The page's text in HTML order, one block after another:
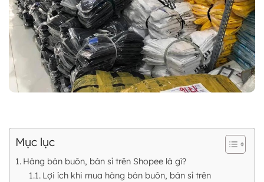
Mục lục
Hàng bán buôn, bán sỉ trên Shopee là gì?
Lợi ích khi mua hàng bán buôn, bán sỉ trên